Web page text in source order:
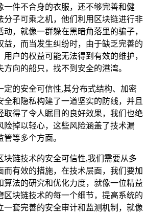
一件不合身的衣服，还不够完善和健
分子可乘之机，他们利用区块链进行非
，就像一群躲在黑暗角落里的骗子，
益，而当发生纠纷时，由于缺乏完善的
户的权益可能无法得到有效的维护，
向的船只，找不到安全的港湾。
定的安全可信性,其分布式结构、加密
全和隐私构建了一道坚实的防线，并且
取得了令人瞩目的良好效果，我们也绝
险掉以轻心，这些风险涵盖了技术漏
等多个方面。
块链技术的安全可信性,我们需要从多
而有效的措施，在技术层面，我们要加
算法的研究和优化力度，就像一位精益
区块链技术的每一个细节，提高系统的
一套完善的安全审计和监测机制，就像